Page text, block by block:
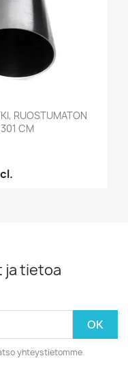
RUOSTUMATON
CM
ja tietoa
yhteystietomme